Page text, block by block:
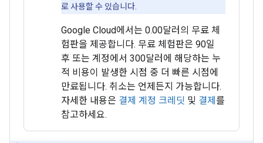
로 사용할 수 있습니다.
Google Cloud에서는 0.00달러의 무료 체
험판을 제공합니다. 무료 체험판은 90일
후 또는 계정에서 300달러에 해당하는 누
적 비용이 발생한 시점 중 더 빠른 시점에
만료됩니다. 취소는 언제든지 가능합니다.
자세한 내용은 결제 계정 크레딧 및 결제 를
참고하세요.